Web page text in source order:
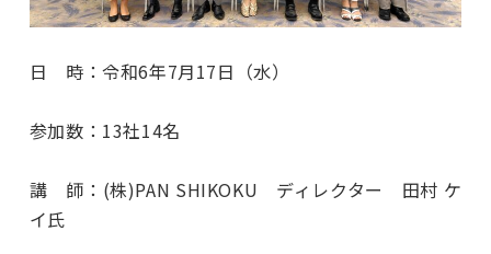
日 時：令和6年7月17日（水）
参加数：13社14名
講 師：(株)PAN SHIKOKU ディレクター 田村 ケ
イ氏